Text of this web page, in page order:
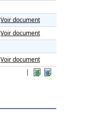
|
Voir document
Voir document
Voir document